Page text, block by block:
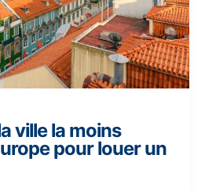
ville la moins
pour louer un